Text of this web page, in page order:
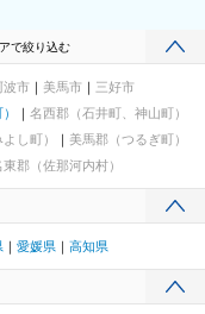
で絞り込む
波市 美馬市
三好市
名西郡（石井町、神山町）
し町）
美馬郡（つるぎ町）
東郡（佐那河内村）
愛媛県 高知県